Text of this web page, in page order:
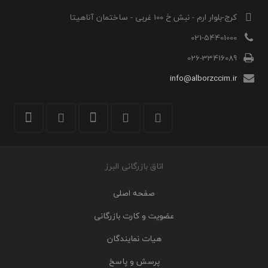
کرج-بلوار ارم - نبش خ 100 غربی - ساختمان آناهیتا
021-54401000
026-33416089
info@alborzccim.ir
اتاق بازرگانی البرز
صفحه اصلی
عضویت و کارت بازرگانی
هیات نمایندگان
پرسش و پاسخ